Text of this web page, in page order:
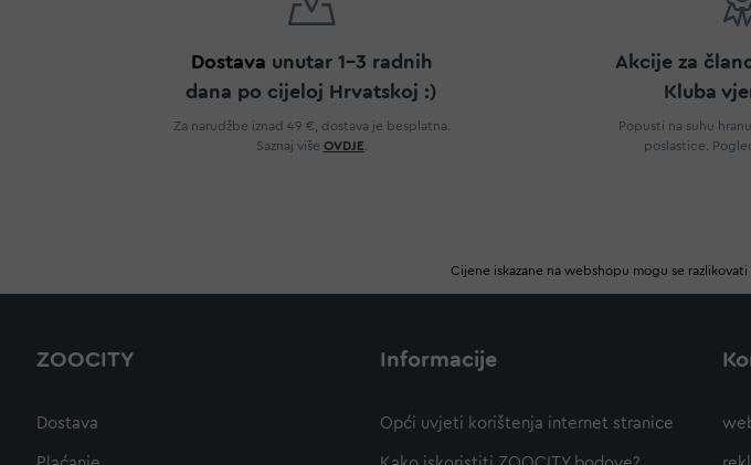
Dostava unutar 1-3 radnih
dana po cijeloj Hrvatskoj :)
Za narudžbe iznad 49 €, dostava je besplatna.
Saznaj više OVDJE
Akcije za
Kluba
Popusti na suhu
poslastice.
Cijene iskazane na webshopu mogu se
ZOOCITY
Dostava
Informacije
Opći uvjeti korištenja internet stranice